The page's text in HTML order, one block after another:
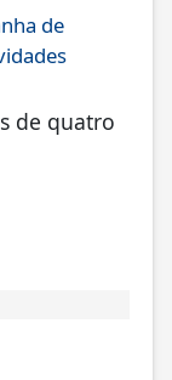
de
de quatro